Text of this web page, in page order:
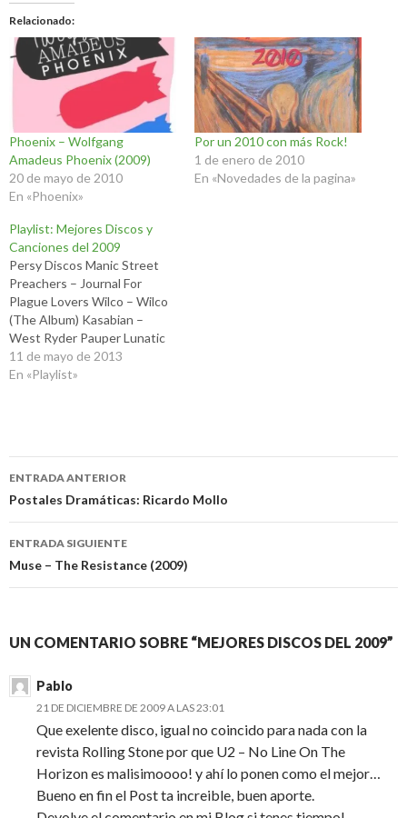
Relacionado
Phoenix – Wolfgang
Amadeus Phoenix (2009)
20 de mayo de 2010
En «Phoenix»
Por un 2010 con más Rock!
1 de enero de 2010
En «Novedades de la pagina»
Playlist: Mejores Discos y
Canciones del 2009
Persy Discos Manic Street
Preachers – Journal For
Plague Lovers Wilco – Wilco
(The Album) Kasabian –
West Ryder Pauper Lunatic
Asylum Pearl Jam –
Backspacer Them Crooked
Post Pavilion…
11 de mayo de 2013
En «Playlist»
Navegación
de
entradas
ENTRADA ANTERIOR
Postales Dramáticas: Ricardo Mollo
ENTRADA SIGUIENTE
Muse – The Resistance (2009)
UN COMENTARIO SOBRE “MEJORES DISCOS DEL 2009”
Pablo
21 DE DICIEMBRE DE 2009 A LAS 23:01
Que exelente disco, igual no coincido para nada con la
revista Rolling Stone por que U2 – No Line On The
Horizon es malisimoooo! y ahí lo ponen como el mejor…
Bueno en fin el Post ta increible, buen aporte.